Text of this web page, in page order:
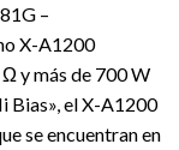
–
X-A1200
y más de 700 W
Bias», el X-A1200
se encuentran en